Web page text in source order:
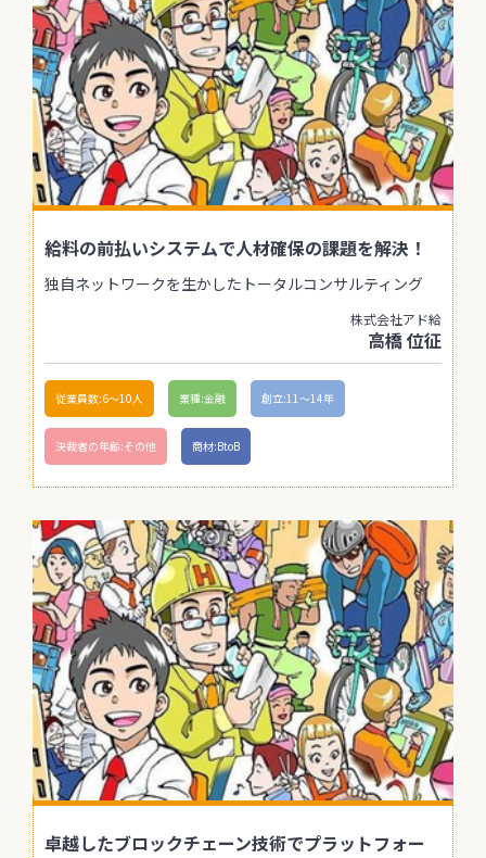
給料の前払いシステムで人材確保の課題を解決！
独自ネットワークを生かしたトータルコンサルティング
株式会社アド給
高橋 位征
従業員数:6～10人 業種:金融 創立:11〜14年
決裁者の年齢:その他 商材:BtoB
卓越したブロックチェーン技術でプラットフォー